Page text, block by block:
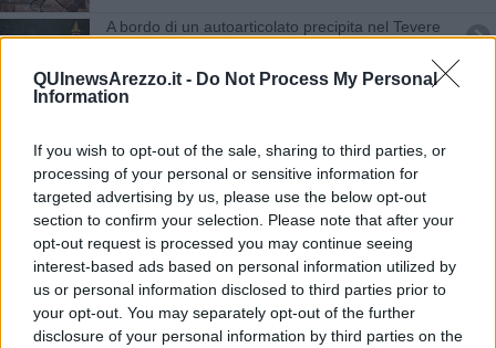
QUInewsArezzo.it - Do Not Process My Personal
Information
If you wish to opt-out of the sale, sharing to third parties, or
processing of your personal or sensitive information for
targeted advertising by us, please use the below opt-out
section to confirm your selection. Please note that after your
opt-out request is processed you may continue seeing
interest-based ads based on personal information utilized by
us or personal information disclosed to third parties prior to
your opt-out. You may separately opt-out of the further
disclosure of your personal information by third parties on the
A bordo di un autoarticolato precipita nel Tevere
Nella notte un camion s’incendia sull’autostrada
Incendio all'Outlet, a fuoco un camion di cartoni
Scontro tra auto e tir sullo svincolo della A1
Corriere infedele ruba la merce di Amazon
Maxi incidente in A1: tre persone sono morte